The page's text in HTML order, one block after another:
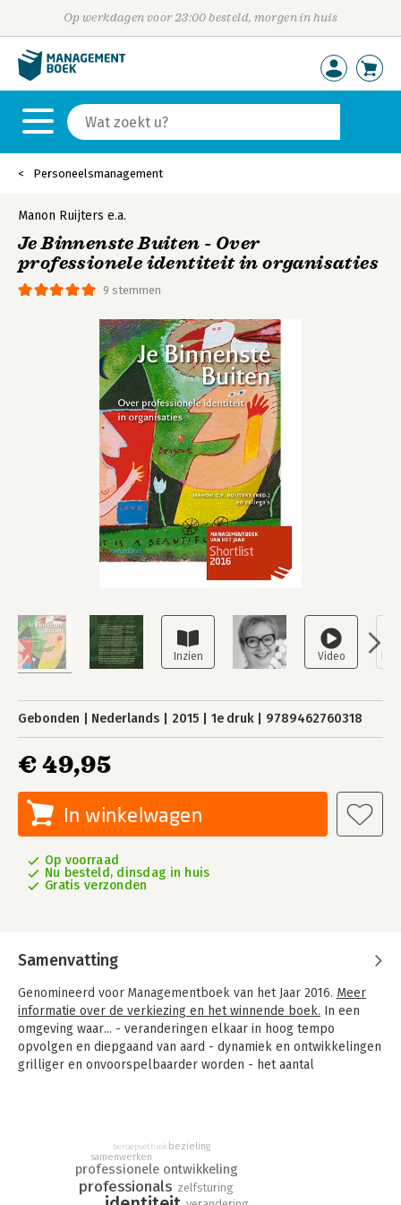
Op werkdagen voor 23:00 besteld, morgen in huis
Personeelsmanagement
9 stemmen
Manon Ruijters e.a.
Je Binnenste Buiten - Over
professionele identiteit in organisaties
Gebonden Nederlands 2015 1e druk 9789462760318
€ 49,95
In winkelwagen
Op voorraad
Nu besteld, dinsdag in huis
Gratis verzonden
Samenvatting
Genomineerd voor Managementboek van het Jaar 2016. Meer
informatie over de verkiezing en het winnende boek. In een
omgeving waar... - veranderingen elkaar in hoog tempo
opvolgen en diepgaand van aard - dynamiek en ontwikkelingen
grilliger en onvoorspelbaarder worden - het aantal
te weten wat je basis is, waar je van bent, waar je in gelooft,
wat onvervreemdbaar van jou is en je kleur geeft. Een sterke
professionele identiteit is die basis. Het geeft veerkracht om
professionals
professionele ontwikkeling
zelfsturing
samenwerken
beroepsethiek bezieling